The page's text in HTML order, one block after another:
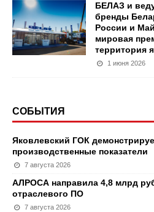
БЕЛАЗ и
бренды
России и
мировая
территория
1 июня 2026
СОБЫТИЯ
Яковлевский ГОК
производственные показатели
7 августа 2026
АЛРОСА направила 4,8 млрд
отраслевого ПО
7 августа 2026